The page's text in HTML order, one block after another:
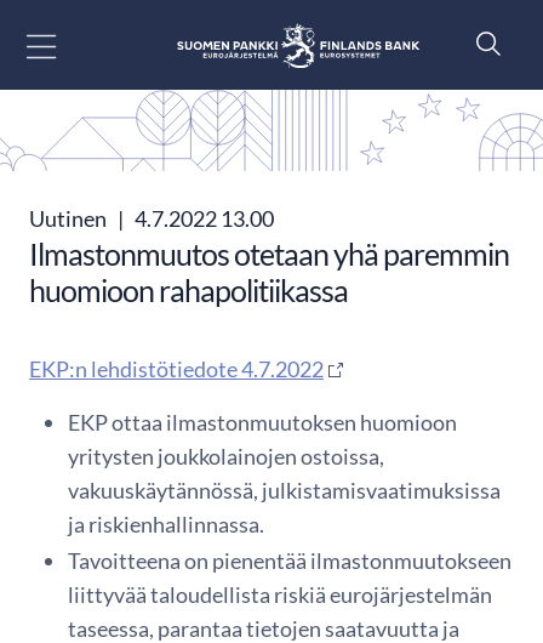
Uutinen | 4.7.2022 13.00
Ilmastonmuutos otetaan yhä paremmin
huomioon rahapolitiikassa
EKP:n lehdistötiedote 4.7.2022
EKP ottaa ilmastonmuutoksen huomioon
yritysten joukkolainojen ostoissa,
vakuuskäytännössä, julkistamisvaatimuksissa
ja riskienhallinnassa.
Tavoitteena on pienentää ilmastonmuutokseen
liittyvää taloudellista riskiä eurojärjestelmän
taseessa, parantaa tietojen saatavuutta ja